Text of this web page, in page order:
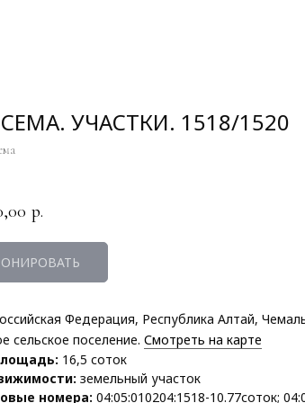
УЧАСТКИ. 1518/1520
р.
Федерация, Республика Алтай,
сельское поселение. Смотреть на карте
16,5 соток
земельный участок
номера: 04:05:010204:1518-10.77соток;